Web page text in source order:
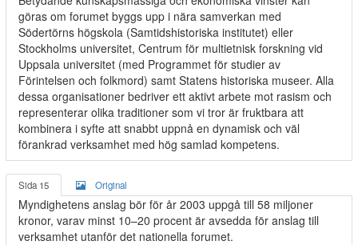
göras om forumet byggs upp i nära samverkan med
Södertörns högskola (Samtidshistoriska institutet) eller
Stockholms universitet, Centrum för multietnisk forskning vid
Uppsala universitet (med Programmet för studier av
Förintelsen och folkmord) samt Statens historiska museer. Alla
dessa organisationer bedriver ett aktivt arbete mot rasism och
representerar olika traditioner som vi tror är fruktbara att
kombinera i syfte att snabbt uppnå en dynamisk och väl
förankrad verksamhet med hög samlad kompetens.
Sida 15 Original
Myndighetens anslag bör för år 2003 uppgå till 58 miljoner
kronor, varav minst 10–20 procent är avsedda för anslag till
verksamhet utanför det nationella forumet.